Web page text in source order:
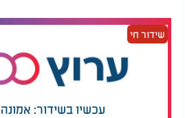
שידור חי
עכשיו בשידור: